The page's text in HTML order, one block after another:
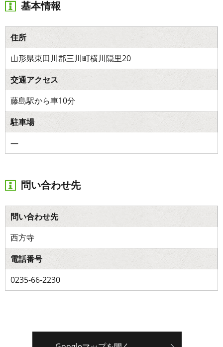
基本情報
住所
山形県東田川郡三川町横川隠里20
交通アクセス
藤島駅から車10分
駐車場
―
問い合わせ先
問い合わせ先
西方寺
電話番号
0235-66-2230